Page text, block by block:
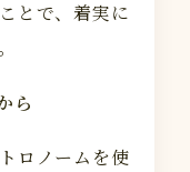
とで、着実に
ら
ロノームを使